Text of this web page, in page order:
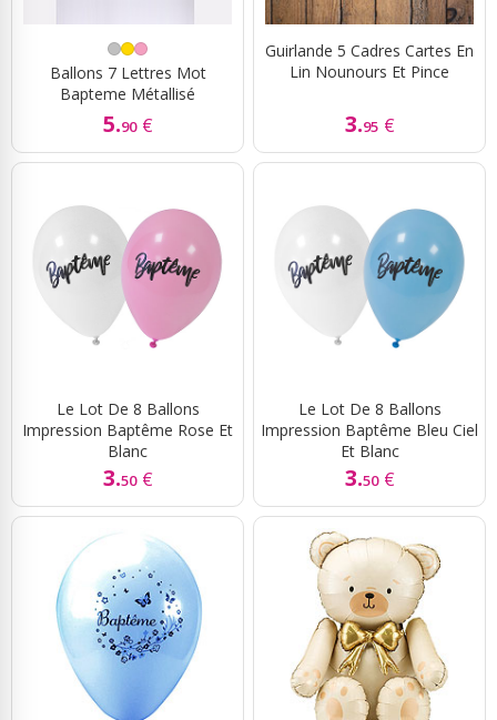
Ballons 7 Lettres Mot
Bapteme Métallisé
5.90 €
Guirlande 5 Cadres Cartes En
Lin Nounours Et Pince
3.95 €
Le Lot De 8 Ballons
Impression Baptême Rose Et
Blanc
3.50 €
Le Lot De 8 Ballons
Impression Baptême Bleu Ciel
Et Blanc
3.50 €